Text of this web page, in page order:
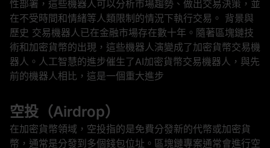
性部署，這些機器人可以分析市場趨勢、做出交易決策，並
在不受時間和情緒等人類限制的情況下執行交易。 背景與
歷史 交易機器人已在金融市場存在數十年。隨著區塊鏈技
術和加密貨幣的出現，這些機器人演變成了加密貨幣交易機
器人。人工智慧的進步催生了AI加密貨幣交易機器人，與先
前的機器人相比，這是一個重大進步
空投（Airdrop）
在加密貨幣領域，空投指的是免費分發新的代幣或加密貨
幣，通常是分發到多個錢包位址。區塊鏈專案通常會進行空